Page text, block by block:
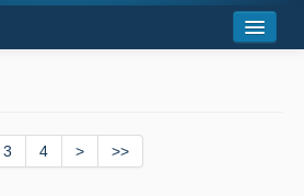
3 4 > >>